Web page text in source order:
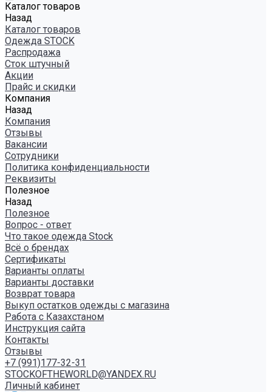
Каталог товаров
Назад
Каталог товаров
Одежда STOCK
Распродажа
Сток штучный
Акции
Прайс и скидки
Компания
Назад
Компания
Отзывы
Вакансии
Сотрудники
Политика конфиденциальности
Реквизиты
Полезное
Назад
Полезное
Вопрос - ответ
Что такое одежда Stock
Всё о брендах
Сертификаты
Варианты оплаты
Варианты доставки
Возврат товара
Выкуп остатков одежды с магазина
Работа с Казахстаном
Инструкция сайта
Контакты
Отзывы
+7 (991)177-32-31
STOCKOFTHEWORLD@YANDEX.RU
Личный кабинет